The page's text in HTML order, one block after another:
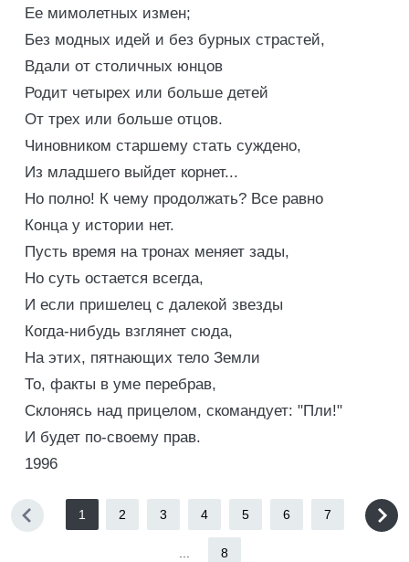
Ее мимолетных измен;
Без модных идей и без бурных страстей,
Вдали от столичных юнцов
Родит четырех или больше детей
От трех или больше отцов.
Чиновником старшему стать суждено,
Из младшего выйдет корнет...
Но полно! К чему продолжать? Все равно
Конца у истории нет.
Пусть время на тронах меняет зады,
Но суть остается всегда,
И если пришелец с далекой звезды
Когда-нибудь взглянет сюда,
На этих, пятнающих тело Земли
То, факты в уме перебрав,
Склонясь над прицелом, скомандует: "Пли!"
И будет по-своему прав.
1996
1 2 3 4 5 6 7
8